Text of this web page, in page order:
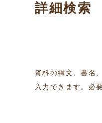
詳細検索
資料の綱文、書名
入力できます。必